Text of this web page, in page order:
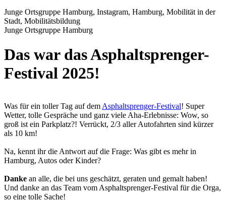
Junge Ortsgruppe Hamburg, Instagram, Hamburg, Mobilität in der
Stadt, Mobilitätsbildung
Junge Ortsgruppe Hamburg
Das war das Asphaltsprenger-
Festival 2025!
Was für ein toller Tag auf dem Asphaltsprenger-Festival! Super
Wetter, tolle Gespräche und ganz viele Aha-Erlebnisse: Wow, so
groß ist ein Parkplatz?! Verrückt, 2/3 aller Autofahrten sind kürzer
als 10 km!
Na, kennt ihr die Antwort auf die Frage: Was gibt es mehr in
Hamburg, Autos oder Kinder?
Danke an alle, die bei uns geschätzt, geraten und gemalt haben!
Und danke an das Team vom Asphaltsprenger-Festival für die Orga,
so eine tolle Sache!